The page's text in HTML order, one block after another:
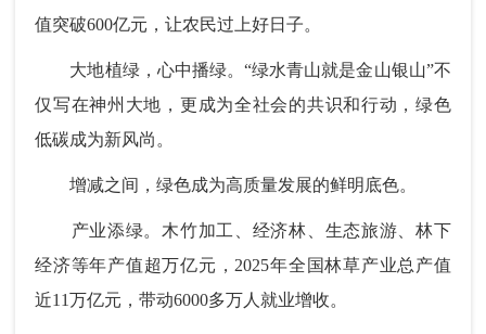
值突破600亿元，让农民过上好日子。
大地植绿，心中播绿。“绿水青山就是金山银山”不
仅写在神州大地，更成为全社会的共识和行动，绿色
低碳成为新风尚。
增减之间，绿色成为高质量发展的鲜明底色。
产业添绿。木竹加工、经济林、生态旅游、林下
经济等年产值超万亿元，2025年全国林草产业总产值
近11万亿元，带动6000多万人就业增收。